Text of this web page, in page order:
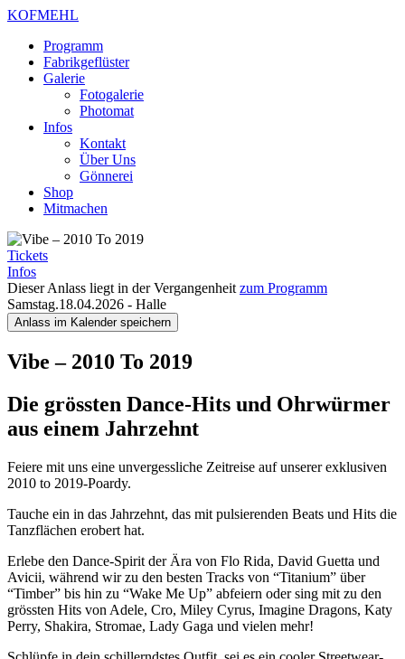
KOFMEHL
Programm
Fabrikgeflüster
Galerie
Fotogalerie
Photomat
Infos
Kontakt
Über Uns
Gönnerei
Shop
Mitmachen
Tickets
Infos
Dieser Anlass liegt in der Vergangenheit zum Programm
Samstag.18.04.2026 - Halle
Anlass im Kalender speichern
Vibe – 2010 To 2019
Die grössten Dance-Hits und Ohrwürmer
aus einem Jahrzehnt
Feiere mit uns eine unvergessliche Zeitreise auf unserer exklusiven
2010 to 2019-Poardy.
Tauche ein in das Jahrzehnt, das mit pulsierenden Beats und Hits die
Tanzflächen erobert hat.
Erlebe den Dance-Spirit der Ära von Flo Rida, David Guetta und
Avicii, während wir zu den besten Tracks von “Titanium” über
“Timber” bis hin zu “Wake Me Up” abfeiern oder sing mit zu den
grössten Hits von Adele, Cro, Miley Cyrus, Imagine Dragons, Katy
Perry, Shakira, Stromae, Lady Gaga und vielen mehr!